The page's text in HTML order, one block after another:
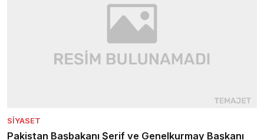
SIYASET
Pakistan Başbakanı Şerif ve Genelkurmay Başkanı